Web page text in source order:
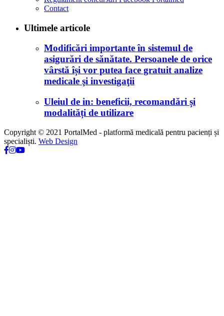
Contact
Ultimele articole
Modificări importante în sistemul de
asigurări de sănătate. Persoanele de orice
vârstă își vor putea face gratuit analize
medicale şi investigaţii
Uleiul de in: beneficii, recomandări și
modalități de utilizare
Copyright © 2021 PortalMed - platformă medicală pentru pacienți și
specialiști. Web Design